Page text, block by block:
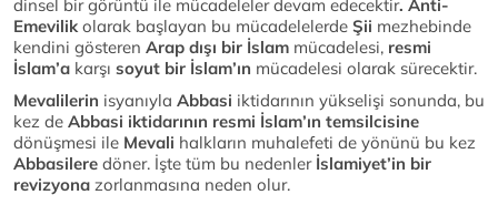
dinsel bir görüntü ile mücadeleler devam edecektir. Anti-
Emevilikolarak başlayan bu mücadelelerde Şii mezhebinde
kendini gösteren Arap dışı bir İslam mücadelesi, resmi
İslam’a karşı soyut bir İslam’ın mücadelesi olarak sürecektir.
Mevalilerin isyanıyla Abbasi iktidarının yükselişi sonunda, bu
kez de Abbasi iktidarının resmi İslam’ın temsilcisine
dönüşmesi ile Mevali halkların muhalefeti de yönünü bu kez
Abbasilere döner. İşte tüm bu nedenler İslamiyet’in bir
revizyona zorlanmasına neden olur.